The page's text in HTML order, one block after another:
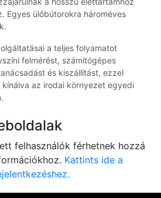
Egyes ülőbútorokra hároméves
a teljes folyamatot
felmérést, számítógépes
és kiszállítást, ezzel
az irodai környezet egyedi
felhasználók férhetnek hozzá
Kattints ide a